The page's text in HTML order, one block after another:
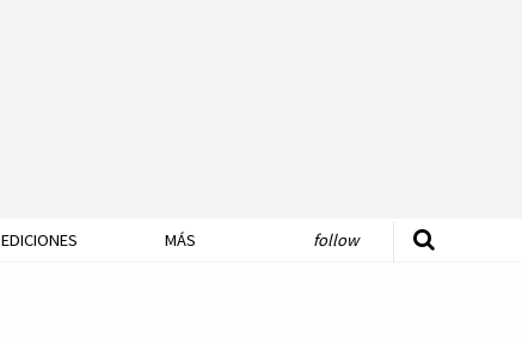
EDICIONES MÁS follow